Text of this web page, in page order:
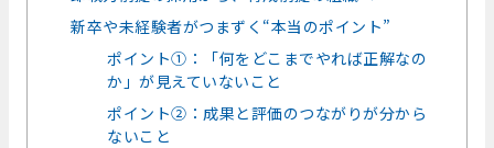
新卒や未経験者がつまずく“本当のポイント”
ポイント①：「何をどこまでやれば正解なの
か」が見えていないこと
ポイント②：成果と評価のつながりが分から
ないこと